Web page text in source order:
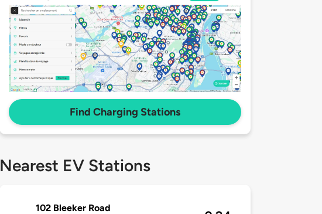
Find Charging Stations
Nearest EV Stations
102 Bleeker Road